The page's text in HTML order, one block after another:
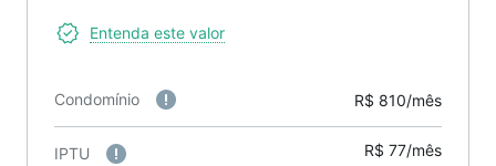
Entenda este valor
Condomínio R$ 810/mês
IPTU R$ 77/mês